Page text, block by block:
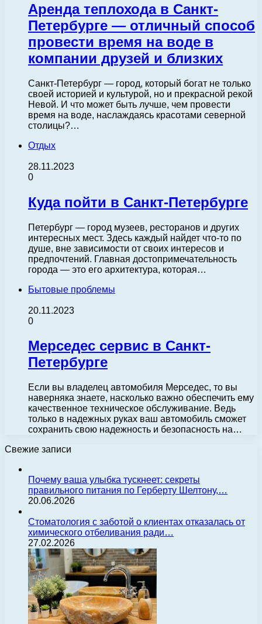
Аренда теплохода в Санкт-
Петербурге — отличный способ
провести время на воде в
компании друзей и близких
Санкт-Петербург — город, который богат не только
своей историей и культурой, но и прекрасной рекой
Невой. И что может быть лучше, чем провести
время на воде, наслаждаясь красотами северной
столицы?…
Отдых
28.11.2023
0
Куда пойти в Санкт-Петербурге
Петербург — город музеев, ресторанов и других
интересных мест. Здесь каждый найдет что-то по
душе, вне зависимости от своих интересов и
предпочтений. Главная достопримечательность
города — это его архитектура, которая…
Бытовые проблемы
20.11.2023
0
Мерседес сервис в Санкт-
Петербурге
Если вы владелец автомобиля Мерседес, то вы
наверняка знаете, насколько важно обеспечить ему
качественное техническое обслуживание. Ведь
только в надежных руках ваш автомобиль сможет
сохранить свою надежность и безопасность на…
Свежие записи
Почему ваша улыбка тускнеет: секреты
правильного питания по Герберту Шелтону,…
20.06.2026
Стоматология с заботой о клиентах отказалась от
химического отбеливания ради…
27.02.2026